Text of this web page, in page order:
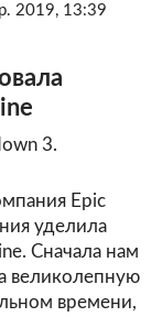
2019, 13:39
3.
Epic
уделила
Сначала нам
великолепную
времени,